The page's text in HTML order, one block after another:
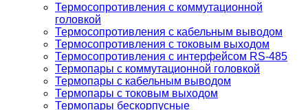
Термосопротивления с коммутационной
головкой
Термосопротивления с кабельным выводом
Термосопротивления с токовым выходом
Термосопротивления с интерфейсом RS-485
Термопары с коммутационной головкой
Термопары с кабельным выводом
Термопары с токовым выходом
Термопары бескорпусные